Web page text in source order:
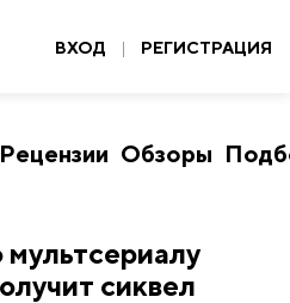
ВХОД | РЕГИСТРАЦИЯ
Рецензии Обзоры
сиквел